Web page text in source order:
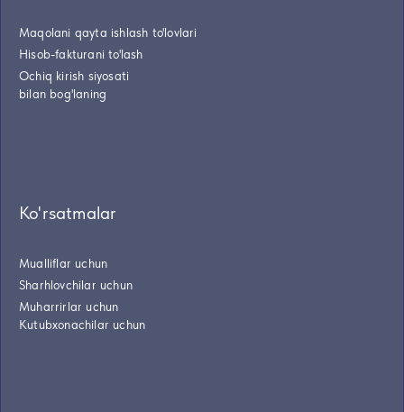
Maqolani qayta ishlash to'lovlari
Hisob-fakturani to'lash
Ochiq kirish siyosati
bilan bog'laning
Ko'rsatmalar
Mualliflar uchun
Sharhlovchilar uchun
Muharrirlar uchun
Kutubxonachilar uchun